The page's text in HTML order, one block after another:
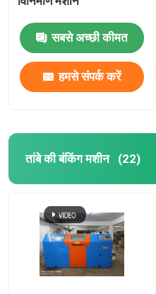
सबसे अच्छी कीमत
हमसे संपर्क करें
तांबे की बंकिंग मशीन (22)